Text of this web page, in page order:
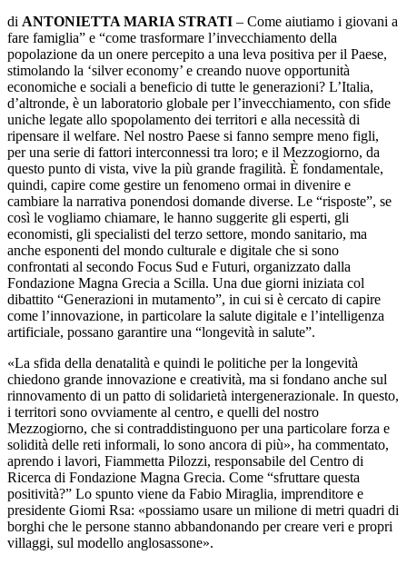
di ANTONIETTA MARIA STRATI – Come aiutiamo i giovani a
fare famiglia” e “come trasformare l’invecchiamento della
popolazione da un onere percepito a una leva positiva per il Paese,
stimolando la ‘silver economy’ e creando nuove opportunità
economiche e sociali a beneficio di tutte le generazioni? L’Italia,
d’altronde, è un laboratorio globale per l’invecchiamento, con sfide
uniche legate allo spopolamento dei territori e alla necessità di
ripensare il welfare. Nel nostro Paese si fanno sempre meno figli,
per una serie di fattori interconnessi tra loro; e il Mezzogiorno, da
questo punto di vista, vive la più grande fragilità. È fondamentale,
quindi, capire come gestire un fenomeno ormai in divenire e
cambiare la narrativa ponendosi domande diverse. Le “risposte”, se
così le vogliamo chiamare, le hanno suggerite gli esperti, gli
economisti, gli specialisti del terzo settore, mondo sanitario, ma
anche esponenti del mondo culturale e digitale che si sono
confrontati al secondo Focus Sud e Futuri, organizzato dalla
Fondazione Magna Grecia a Scilla. Una due giorni iniziata col
dibattito “Generazioni in mutamento”, in cui si è cercato di capire
come l’innovazione, in particolare la salute digitale e l’intelligenza
artificiale, possano garantire una “longevità in salute”.
«La sfida della denatalità e quindi le politiche per la longevità
chiedono grande innovazione e creatività, ma si fondano anche sul
rinnovamento di un patto di solidarietà intergenerazionale. In questo,
i territori sono ovviamente al centro, e quelli del nostro
Mezzogiorno, che si contraddistinguono per una particolare forza e
solidità delle reti informali, lo sono ancora di più», ha commentato,
aprendo i lavori, Fiammetta Pilozzi, responsabile del Centro di
Ricerca di Fondazione Magna Grecia. Come “sfruttare questa
positività?” Lo spunto viene da Fabio Miraglia, imprenditore e
presidente Giomi Rsa: «possiamo usare un milione di metri quadri di
borghi che le persone stanno abbandonando per creare veri e propri
villaggi, sul modello anglosassone».